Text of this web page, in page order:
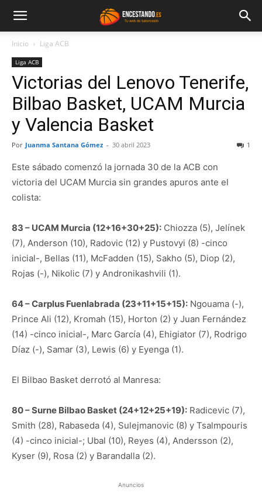
Inicio Liga ACB
Liga ACB
Victorias del Lenovo Tenerife,
Bilbao Basket, UCAM Murcia
y Valencia Basket
Por Juanma Santana Gómez - 30 abril 2023 1
Este sábado comenzó la jornada 30 de la ACB con
victoria del UCAM Murcia sin grandes apuros ante el
colista:
83 – UCAM Murcia (12+16+30+25): Chiozza (5), Jelínek
(7), Anderson (10), Radovic (12) y Pustovyi (8) -cinco
inicial-, Bellas (11), McFadden (15), Sakho (5), Diop (2),
Rojas (-), Nikolic (7) y Andronikashvili (1).
64 – Carplus Fuenlabrada (23+11+15+15): Ngouama (-),
Prince Ali (12), Kromah (15), Horton (2) y Juan Fernández
(14) -cinco inicial-, Marc García (4), Ehigiator (7), Rodrigo
Díaz (-), Samar (3), Lewis (6) y Eyenga (1).
El Bilbao Basket derrotó al Manresa:
80 – Surne Bilbao Basket (24+12+25+19): Radicevic (7),
Smith (28), Rabaseda (4), Sulejmanovic (8) y Tsalmpouris
(4) -cinco inicial-; Ubal (10), Reyes (4), Andersson (2),
Kyser (9), Rosa (2) y Barandalla (2).
Anuncios